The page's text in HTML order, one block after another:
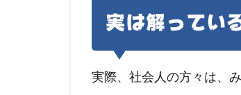
実は解ってい
実際、社会人の方々は、